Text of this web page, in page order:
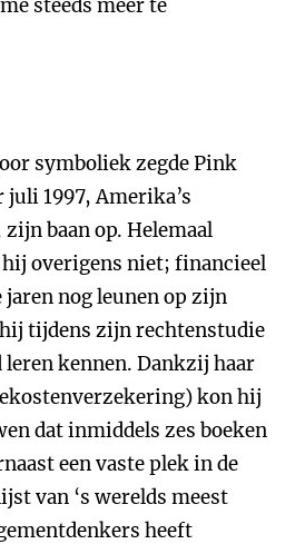
steeds meer te
symboliek zegde Pink
1997, Amerika’s
zijn baan op. Helemaal
overigens niet; financieel
jaren nog leunen op zijn
tijdens zijn rechtenstudie
kennen. Dankzij haar
kon hij
dat inmiddels zes boeken
een vaste plek in de
van ‘s werelds meest
heeft